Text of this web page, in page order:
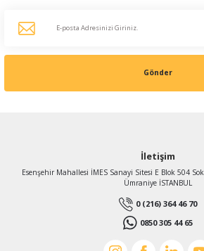
Gönder
İletişim
Esenşehir Mahallesi İMES Sanayi Sitesi E Blok 504
Ümraniye İSTANBUL
0 (216) 364 46 70
0850 305 44 65